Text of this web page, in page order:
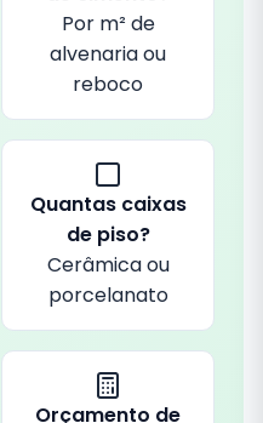
Por m² de
alvenaria ou
reboco
Quantas caixas
de piso?
Cerâmica ou
porcelanato
Orçamento de